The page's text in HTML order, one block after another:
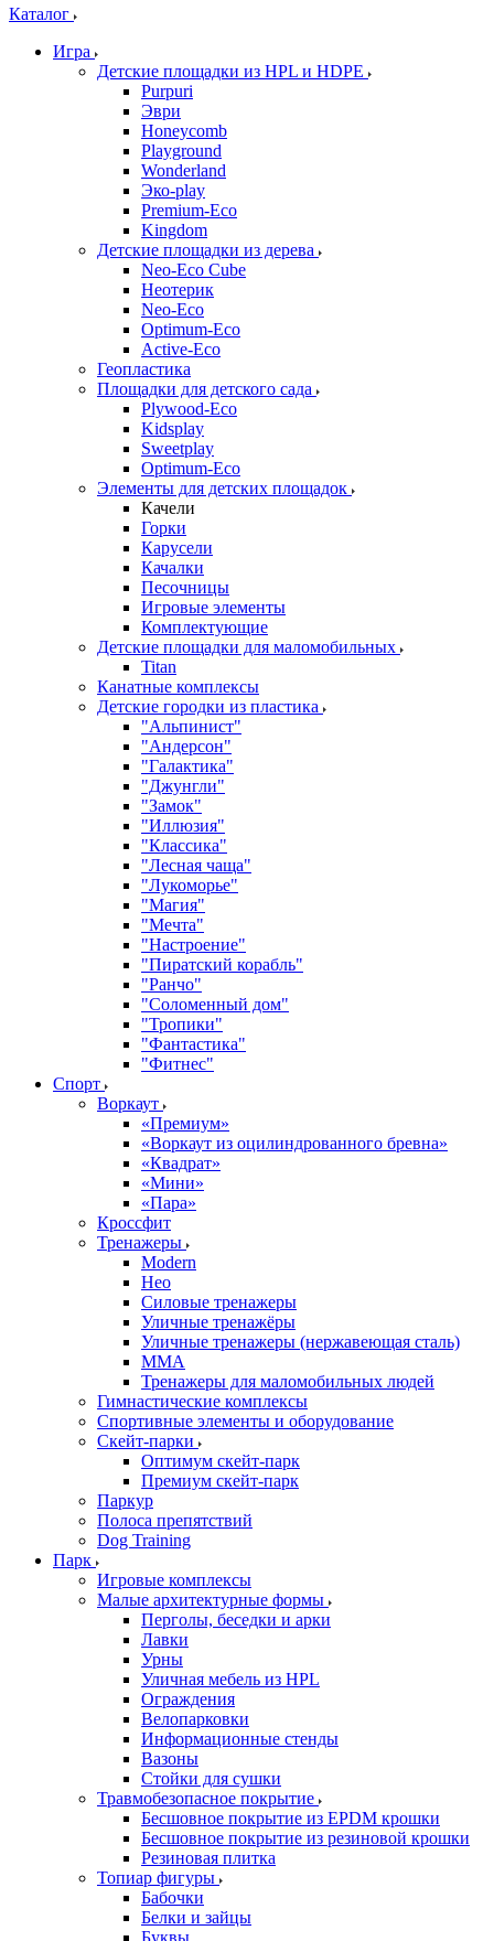
Каталог
Игра
Детские площадки из HPL и HDPE
Purpuri
Эври
Honeycomb
Playground
Wonderland
Эко-play
Premium-Eco
Kingdom
Детские площадки из дерева
Neo-Eco Cube
Неотерик
Neo-Eco
Оptimum-Еco
Active-Eco
Геопластика
Площадки для детского сада
Plywood-Eco
Kidsplay
Sweetplay
Оptimum-Еco
Элементы для детских площадок
Качели
Горки
Карусели
Качалки
Песочницы
Игровые элементы
Комплектующие
Детские площадки для маломобильных
Titan
Канатные комплексы
Детские городки из пластика
"Альпинист"
"Андерсон"
"Галактика"
"Джунгли"
"Замок"
"Иллюзия"
"Классика"
"Лесная чаща"
"Лукоморье"
"Магия"
"Мечта"
"Настроение"
"Пиратский корабль"
"Ранчо"
"Соломенный дом"
"Тропики"
"Фантастика"
"Фитнес"
Спорт
Воркаут
«Премиум»
«Воркаут из оцилиндрованного бревна»
«Квадрат»
«Мини»
«Пара»
Кроссфит
Тренажеры
Modern
Нео
Силовые тренажеры
Уличные тренажёры
Уличные тренажеры (нержавеющая сталь)
ММА
Тренажеры для маломобильных людей
Гимнастические комплексы
Спортивные элементы и оборудование
Скейт-парки
Оптимум скейт-парк
Премиум скейт-парк
Паркур
Полоса препятствий
Dog Training
Парк
Игровые комплексы
Малые архитектурные формы
Перголы, беседки и арки
Лавки
Урны
Уличная мебель из HPL
Ограждения
Велопарковки
Информационные стенды
Вазоны
Стойки для сушки
Травмобезопасное покрытие
Бесшовное покрытие из EPDM крошки
Бесшовное покрытие из резиновой крошки
Резиновая плитка
Топиар фигуры
Бабочки
Белки и зайцы
Буквы